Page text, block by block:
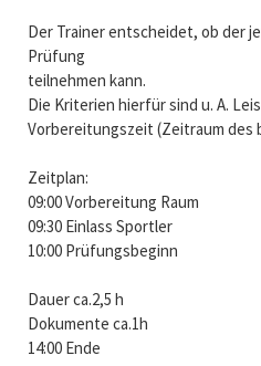
Der Trainer entscheidet, ob der
Prüfung
teilnehmen kann.
Die Kriterien hierfür sind u. A.
Vorbereitungszeit (Zeitraum des
Zeitplan:
09:00 Vorbereitung Raum
09:30 Einlass Sportler
10:00 Prüfungsbeginn
Dauer ca.2,5 h
Dokumente ca.1h
14:00 Ende